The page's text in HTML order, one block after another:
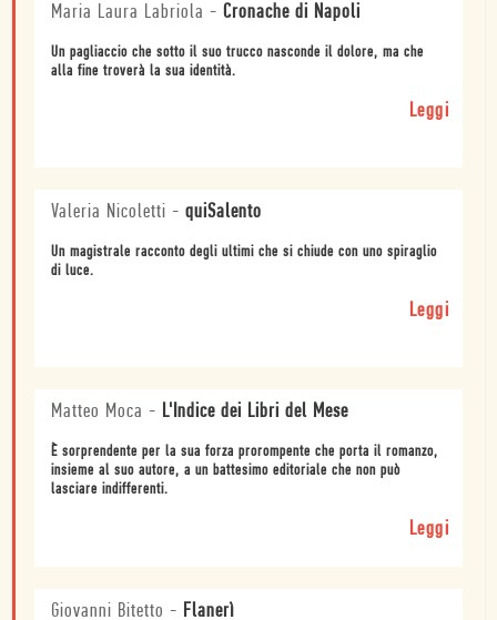
Maria Laura Labriola - Cronache di Napoli
Un pagliaccio che sotto il suo trucco nasconde il dolore, ma che
alla fine troverà la sua identità.
Leggi
Valeria Nicoletti - quiSalento
Un magistrale racconto degli ultimi che si chiude con uno spiraglio
di luce.
Leggi
Matteo Moca - L'Indice dei Libri del Mese
È sorprendente per la sua forza prorompente che porta il romanzo,
insieme al suo autore, a un battesimo editoriale che non può
lasciare indifferenti.
Leggi
Giovanni Bitetto - Flanerì